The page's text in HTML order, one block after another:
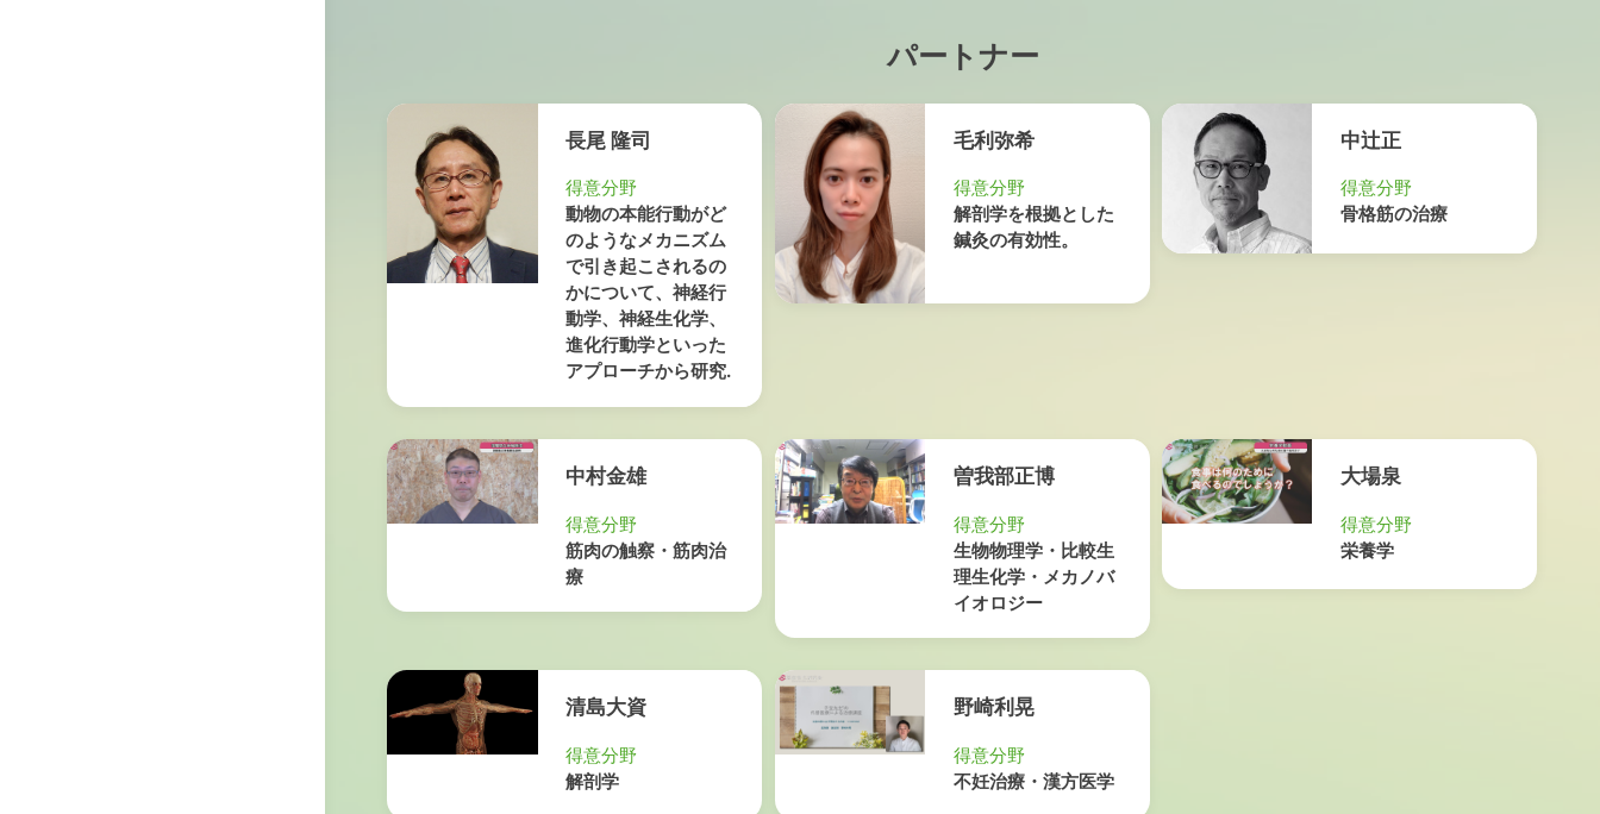
パートナー
長尾 隆司
得意分野
動物の本能行動がど
のようなメカニズム
で引き起こされるの
かについて、神経行
動学、神経生化学、
進化行動学といった
アプローチから研究.
毛利弥希
得意分野
解剖学を根拠とした
鍼灸の有効性。
中辻正
得意分野
骨格筋の治療
中村金雄
得意分野
筋肉の触察・筋肉治
療
曽我部正博
得意分野
生物物理学・比較生
理生化学・メカノバ
イオロジー
大場泉
得意分野
栄養学
清島大資
得意分野
解剖学
野崎利晃
得意分野
不妊治療・漢方医学